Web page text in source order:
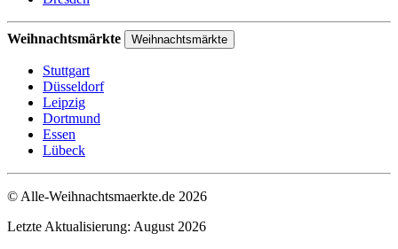
Weihnachtsmärkte Weihnachtsmärkte
Stuttgart
Düsseldorf
Leipzig
Dortmund
Essen
Lübeck
© Alle-Weihnachtsmaerkte.de 2026
Letzte Aktualisierung: August 2026